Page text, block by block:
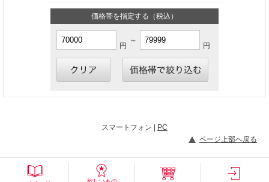
価格帯を指定する（税込）
円
～
円
スマートフォン | PC
ページ上部へ戻る